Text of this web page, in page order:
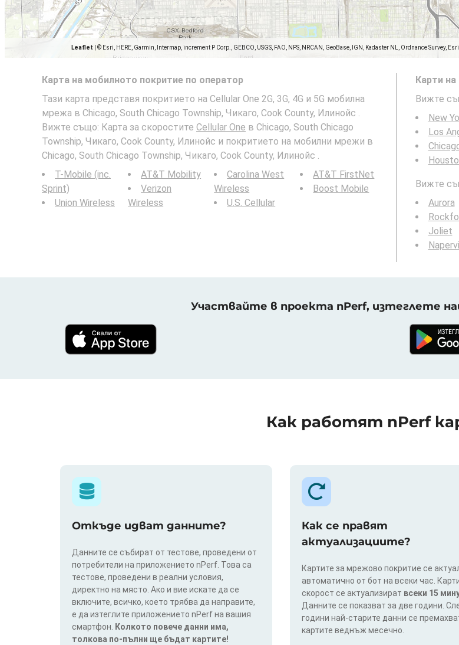
Leaflet © Esri, HERE, Garmin, Intermap, increment P Corp., GEBCO, USGS, FAO, NPS, NRCAN, GeoBase, IGN, Kadaster NL, Ordnance
Карта на мобилното покритие по оператор
Тази карта представя покритието на Cellular One 2G, 3G, 4G и 5G мобилна
мрежа в Chicago, South Chicago Township, Чикаго, Cook County, Илинойс .
Вижте също: Карта за скоростите Cellular One в Chicago, South Chicago
Township, Чикаго, Cook County, Илинойс и покритието на мобилни мрежи в
Chicago, South Chicago Township, Чикаго, Cook County, Илинойс .
T-Mobile (inc.
Sprint)
Union Wireless
AT&T Mobility
Verizon
Wireless
Carolina West
Wireless
U.S. Cellular
AT&T FirstNet
Boost Mobile
Карти
Вижте
New
Los
Вижте
Aurora
Joliet
Участвайте в проекта nPerf, изтеглете
Как работят nPerf
Откъде идват данните?
Данните се събират от тестове, проведени от
потребители на приложението nPerf. Това са
тестове, проведени в реални условия,
директно на място. Ако и вие искате да се
включите, всичко, което трябва да направите,
е да изтеглите приложението nPerf на вашия
смартфон.
Колкото повече данни има,
толкова по-пълни ще бъдат картите!
Как се правят
актуализациите?
Картите за мрежово покритие се
автоматично от бот на всеки час.
скорост се актуализират всеки 15
Данните се показват за две години.
години най-старите данни се
картите веднъж месечно.